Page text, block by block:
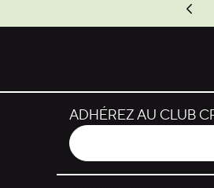
Magasinez Spider-Man
ADHÉREZ AU CLUB